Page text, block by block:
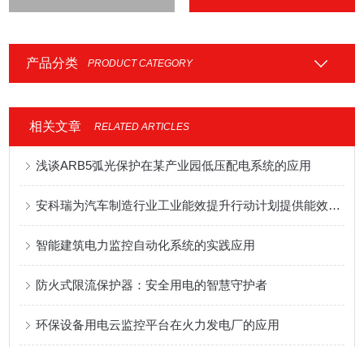
产品分类 PRODUCT CATEGORY
相关文章 RELATED ARTICLES
浅谈ARB5弧光保护在某产业园低压配电系统的应用
安科瑞为汽车制造行业工业能效提升行动计划提供能效管理解决方案
智能建筑电力监控自动化系统的实践应用
防火式限流保护器：安全用电的智慧守护者
环保设备用电云监控平台在火力发电厂的应用